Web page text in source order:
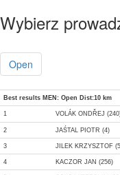
Wybierz
Open
Best results MEN: Open Dist:10 km
1 VOLÁK ONDŘEJ
2 JAŚTAL PIOTR (4)
3 JILEK KRZYSZTOF
4 KACZOR JAN (256)